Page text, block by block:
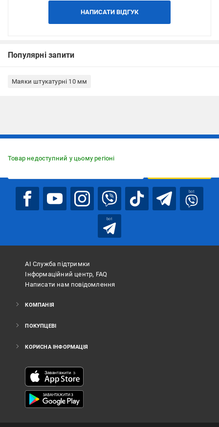
НАПИСАТИ ВІДГУК
Популярні запити
Маяки штукатурні 10 мм
Товар недоступний у цьому регіоні
bot
bot
АІ Служба підтримки
Інформаційний центр, FAQ
Написати нам повідомлення
КОМПАНІЯ
ПОКУПЦЕВІ
КОРИСНА ІНФОРМАЦІЯ